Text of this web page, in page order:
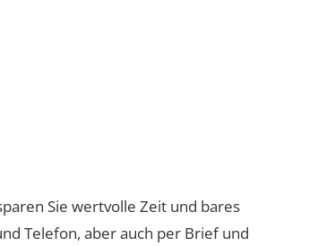
Sie wertvolle Zeit und bares
Telefon, aber auch per Brief und